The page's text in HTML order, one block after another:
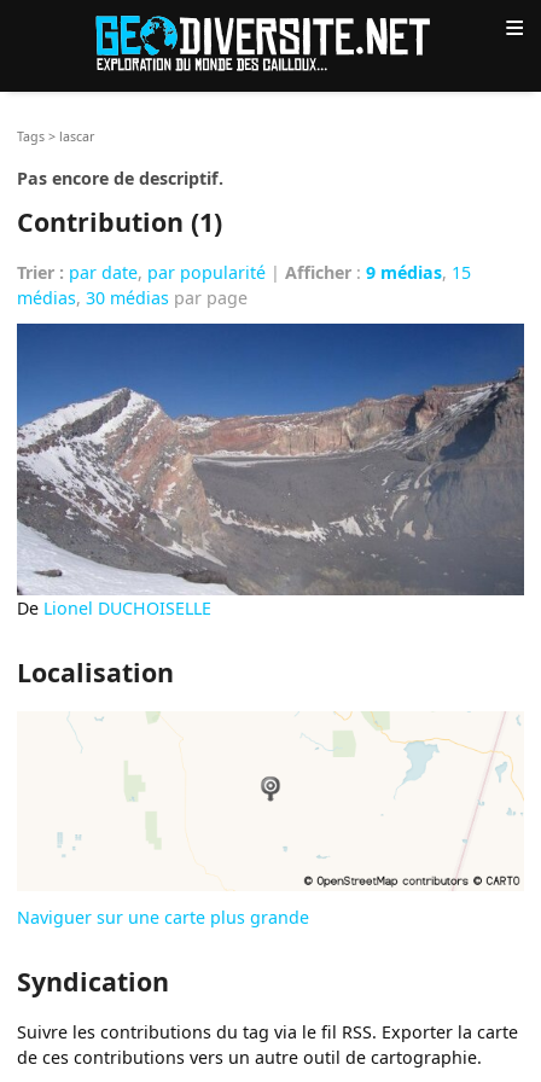
≡
Tags > lascar
Pas encore de descriptif.
Contribution (1)
Trier : par date, par popularité |Afficher :9 médias, 15
médias,30 médias par page
De Lionel DUCHOISELLE
Localisation
Naviguer sur une carte plus grande
Syndication
Suivre les contributions du tag via le fil RSS. Exporter la carte
de ces contributions vers un autre outil de cartographie.